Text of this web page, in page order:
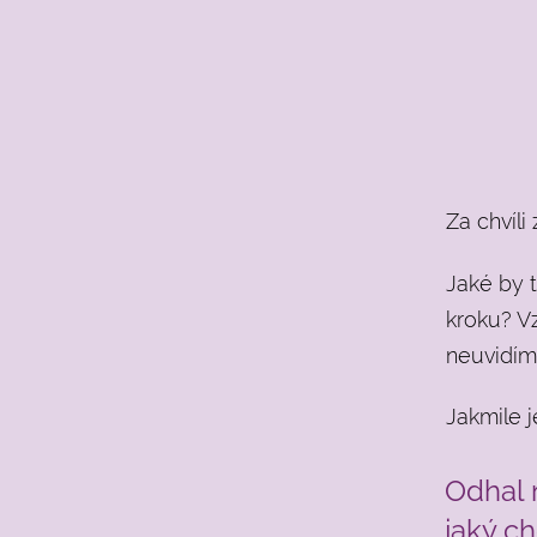
Za chvíli
Jaké by
kroku?
Jakmile
Odhal